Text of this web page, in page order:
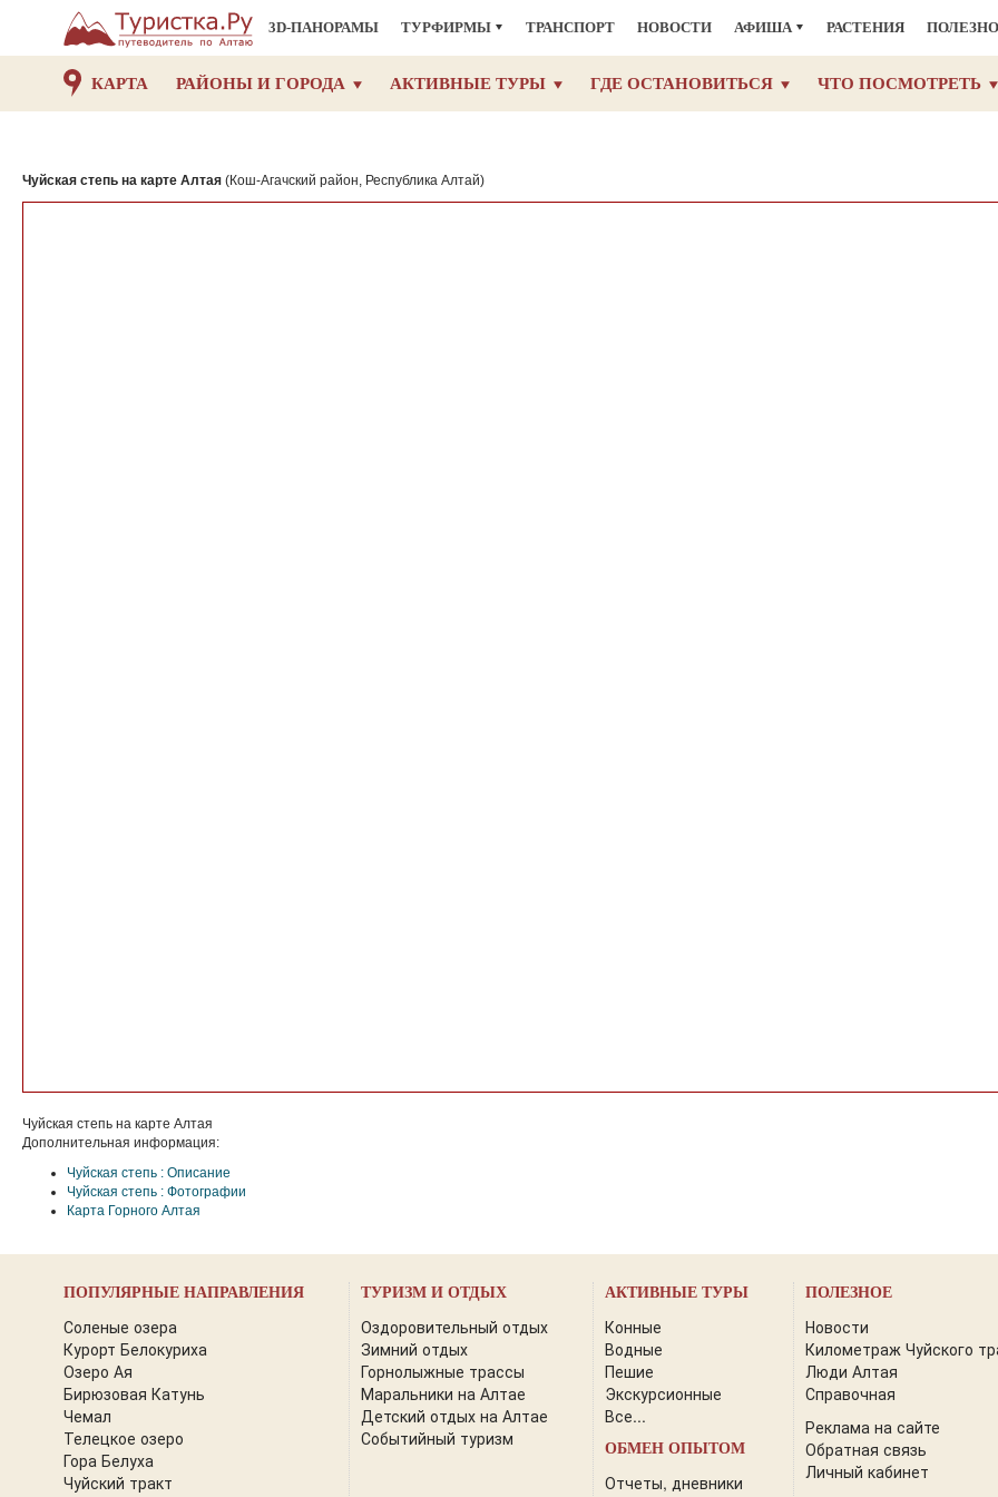
3D-ПАНОРАМЫ ТУРФИРМЫ ТРАНСПОРТ НОВОСТИ АФИША РАСТЕНИЯ
КАРТА РАЙОНЫ И ГОРОДА АКТИВНЫЕ ТУРЫ ГДЕ ОСТАНОВИТЬСЯ ЧТО ПОСМОТРЕТЬ
Чуйская степь на карте Алтая (Кош-Агачский район, Республика Алтай)
Чуйская степь на карте Алтая
Дополнительная информация:
Чуйская степь : Описание
Чуйская степь : Фотографии
Карта Горного Алтая
ПОПУЛЯРНЫЕ НАПРАВЛЕНИЯ
Соленые озера
Курорт Белокуриха
Озеро Ая
Бирюзовая Катунь
Чемал
Телецкое озеро
Гора Белуха
Чуйский тракт
ТУРИЗМ И ОТДЫХ
Оздоровительный отдых
Зимний отдых
Горнолыжные трассы
Маральники на Алтае
Детский отдых на Алтае
Событийный туризм
АКТИВНЫЕ ТУРЫ
Конные
Водные
Пешие
Экскурсионные
Все...
ОБМЕН ОПЫТОМ
Отчеты, дневники
ПОЛЕЗНОЕ
Новости
Километраж Чуйского
Люди Алтая
Справочная
Реклама на сайте
Обратная связь
Личный кабинет